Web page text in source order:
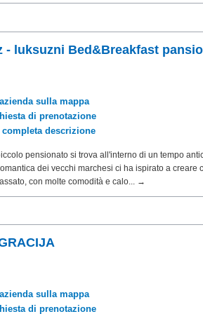
- luksuzni Bed&Breakfast
sulla mappa
di prenotazione
descrizione
pensionato si trova all'interno di un tempo
dei vecchi marchesi ci ha ispirato a creare
con molte comodità e calo... →
sulla mappa
di prenotazione